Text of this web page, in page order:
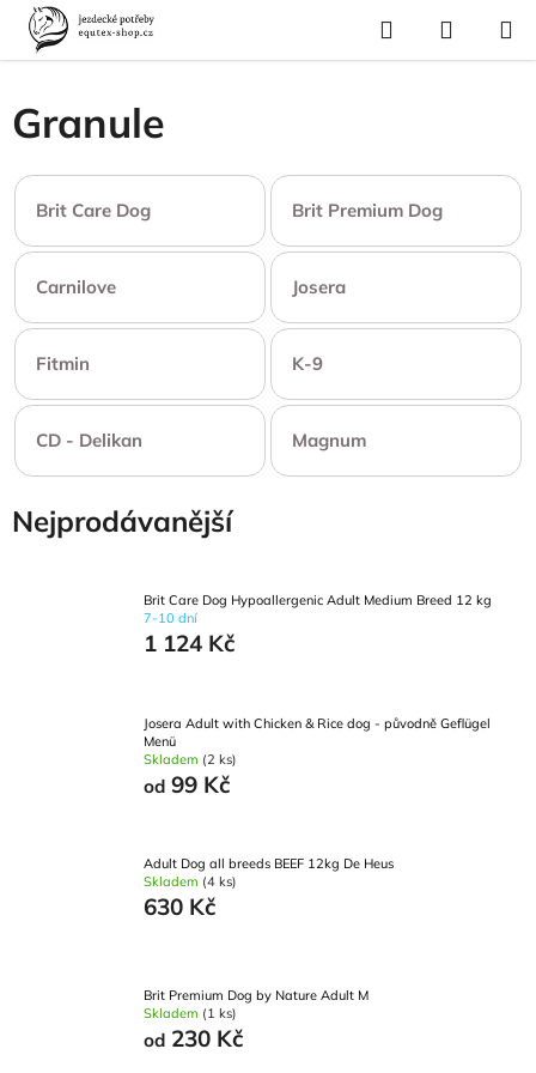
Přejít
obsah
Hledat
KOŠÍK
Domů
Pes a kočka
Granule
Brit Care Dog Brit Premium Dog
Carnilove Josera
Fitmin K-9
CD - Delikan Magnum
Nejprodávanější
Brit Care Dog Hypoallergenic Adult Medium Breed 12 kg
7-10 dní
1 124 Kč
Josera Adult with Chicken & Rice dog - původně Geflügel
Menü
Skladem (2 ks)
od 99 Kč
Adult Dog all breeds BEEF 12kg De Heus
Skladem (4 ks)
630 Kč
Brit Premium Dog by Nature Adult M
Skladem (1 ks)
od 230 Kč